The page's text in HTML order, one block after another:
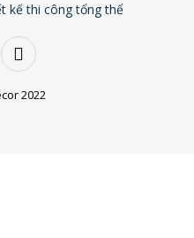
kế thi công tổng thể
2022